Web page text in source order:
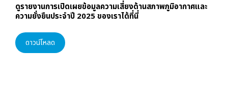
ดูรายงานการเปิดเผยข้อมูลความเสี่ยงด้านสภาพภูมิอากาศและ
ความยั่งยืนประจำปี 2025 ของเราได้ที่นี่
ดาวน์โหลด